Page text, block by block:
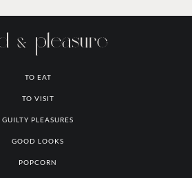
TO EAT
TO VISIT
GUILTY PLEASURES
GOOD LOOKS
POPCORN